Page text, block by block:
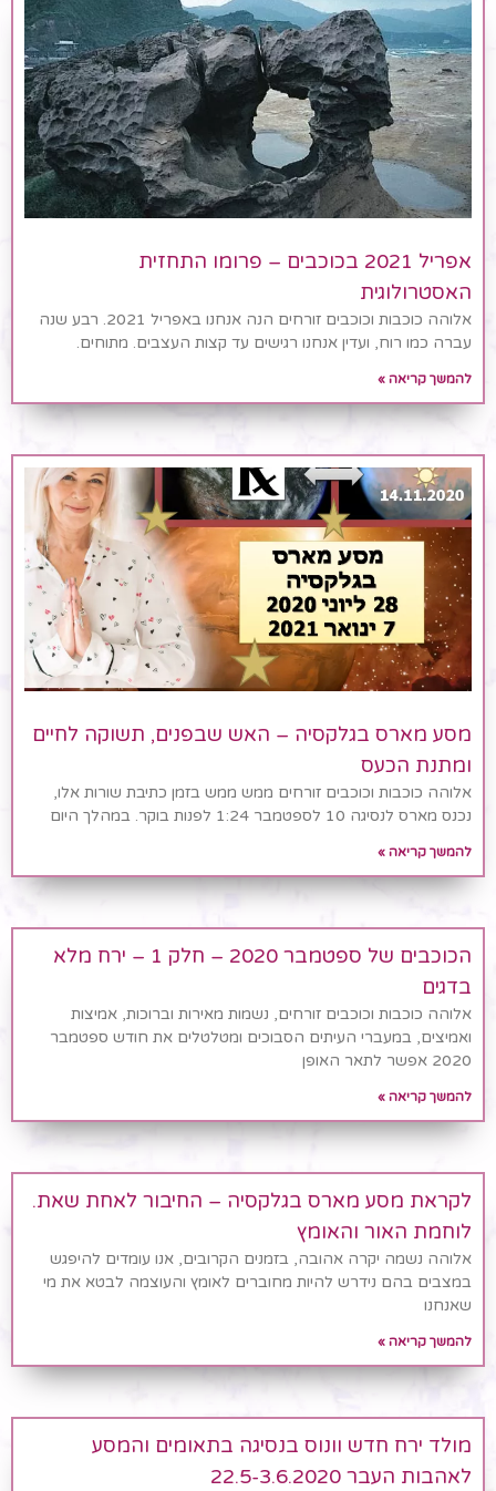
אפריל 2021 בכוכבים – פרומו התחזית
האסטרולוגית
אלוהה כוכבות וכוכבים זורחים הנה אנחנו באפריל 2021. רבע שנה
עברה כמו רוח, ועדין אנחנו רגישים עד קצות העצבים. מתוחים.
להמשך קריאה »
מסע מארס בגלקסיה – האש שבפנים, תשוקה לחיים
ומתנת הכעס
אלוהה כוכבות וכוכבים זורחים ממש ממש בזמן כתיבת שורות אלו,
נכנס מארס לנסיגה 10 לספטמבר 1:24 לפנות בוקר. במהלך היום
להמשך קריאה »
הכוכבים של ספטמבר 2020 – חלק 1 – ירח מלא
בדגים
אלוהה כוכבות וכוכבים זורחים, נשמות מאירות וברוכות, אמיצות
ואמיצים, במעברי העיתים הסבוכים ומטלטלים את חודש ספטמבר
2020 אפשר לתאר האופן
להמשך קריאה »
לקראת מסע מארס בגלקסיה – החיבור לאחת שאת.
לוחמת האור והאומץ
אלוהה נשמה יקרה אהובה, בזמנים הקרובים, אנו עומדים להיפגש
במצבים בהם נידרש להיות מחוברים לאומץ והעוצמה לבטא את מי
שאנחנו
להמשך קריאה »
מולד ירח חדש וונוס בנסיגה בתאומים והמסע
לאהבות העבר 22.5-3.6.2020